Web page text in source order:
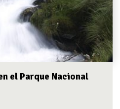
el Parque Nacional